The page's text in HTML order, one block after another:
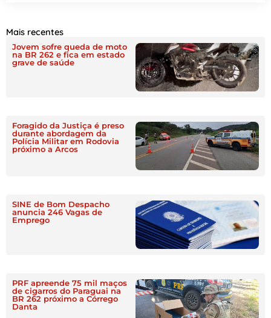
Mais recentes
Jovem sofre queda de moto
na BR 262 e fica em estado
grave de saúde
Foragido da Justiça é preso
durante abordagem da
Polícia Militar em Rodovia
próximo a Arcos
SINE de Bom Despacho
anuncia 246 Vagas de
Emprego
PRF apreende 75 mil maços
de cigarros do Paraguai na
BR 262 próximo a Córrego
Danta